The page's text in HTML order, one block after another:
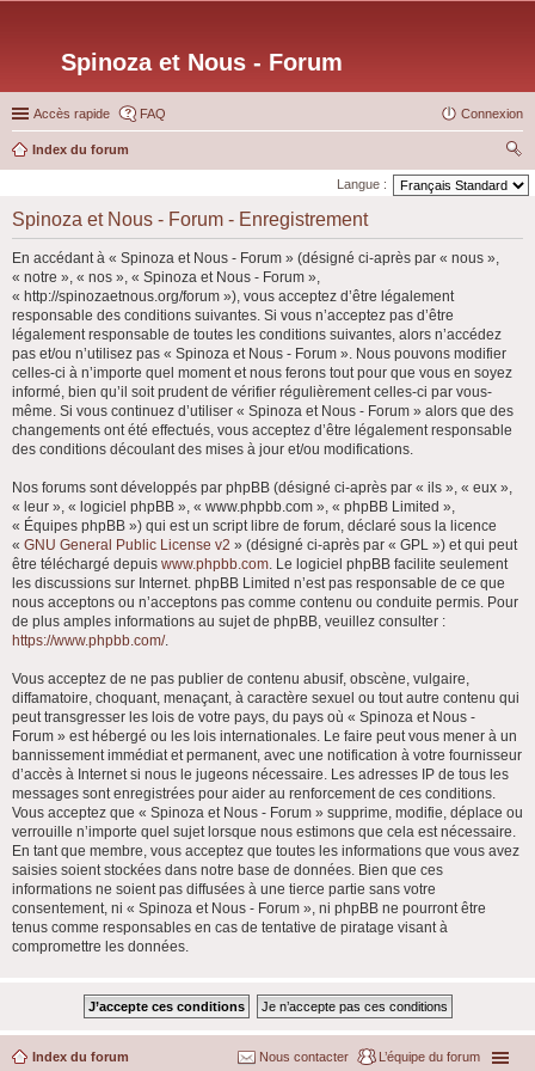
Spinoza et Nous - Forum
Accès rapide FAQ Connexion
Index du forum
ec
ch
Langue :
Spinoza et Nous - Forum - Enregistrement
En accédant à « Spinoza et Nous - Forum » (désigné ci-après par « nous »,
« notre », « nos », « Spinoza et Nous - Forum »,
« http://spinozaetnous.org/forum »), vous acceptez d’être légalement
responsable des conditions suivantes. Si vous n’acceptez pas d’être
légalement responsable de toutes les conditions suivantes, alors n’accédez
pas et/ou n’utilisez pas « Spinoza et Nous - Forum ». Nous pouvons modifier
celles-ci à n’importe quel moment et nous ferons tout pour que vous en soyez
informé, bien qu’il soit prudent de vérifier régulièrement celles-ci par vous-
même. Si vous continuez d’utiliser « Spinoza et Nous - Forum » alors que des
changements ont été effectués, vous acceptez d’être légalement responsable
des conditions découlant des mises à jour et/ou modifications.
Nos forums sont développés par phpBB (désigné ci-après par « ils », « eux »,
« leur », « logiciel phpBB », « www.phpbb.com », « phpBB Limited »,
« Équipes phpBB ») qui est un script libre de forum, déclaré sous la licence
« GNU General Public License v2 » (désigné ci-après par « GPL ») et qui peut
être téléchargé depuis www.phpbb.com. Le logiciel phpBB facilite seulement
les discussions sur Internet. phpBB Limited n’est pas responsable de ce que
nous acceptons ou n’acceptons pas comme contenu ou conduite permis. Pour
de plus amples informations au sujet de phpBB, veuillez consulter :
https://www.phpbb.com/.
Vous acceptez de ne pas publier de contenu abusif, obscène, vulgaire,
diffamatoire, choquant, menaçant, à caractère sexuel ou tout autre contenu qui
peut transgresser les lois de votre pays, du pays où « Spinoza et Nous -
Forum » est hébergé ou les lois internationales. Le faire peut vous mener à un
bannissement immédiat et permanent, avec une notification à votre fournisseur
d’accès à Internet si nous le jugeons nécessaire. Les adresses IP de tous les
messages sont enregistrées pour aider au renforcement de ces conditions.
Vous acceptez que « Spinoza et Nous - Forum » supprime, modifie, déplace ou
verrouille n’importe quel sujet lorsque nous estimons que cela est nécessaire.
En tant que membre, vous acceptez que toutes les informations que vous avez
saisies soient stockées dans notre base de données. Bien que ces
informations ne soient pas diffusées à une tierce partie sans votre
consentement, ni « Spinoza et Nous - Forum », ni phpBB ne pourront être
tenus comme responsables en cas de tentative de piratage visant à
compromettre les données.
Index du forum L’équipe du forum
Nous contacter